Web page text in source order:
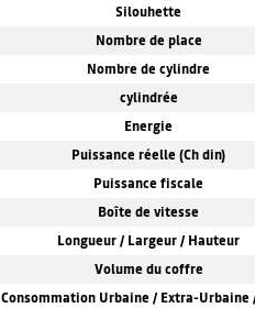
Silouhette
Nombre de place
Nombre de cylindre
cylindrée
Energie
Puissance réelle (Ch din)
Puissance fiscale
Boîte de vitesse
Longueur / Largeur / Hauteur
Volume du coffre
Consommation Urbaine / Extra-Urbaine